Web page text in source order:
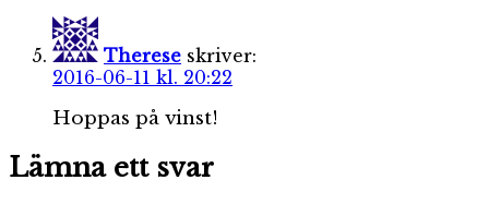
Therese skriver:
2016-06-11 kl. 20:22
Hoppas på vinst!
Lämna ett svar